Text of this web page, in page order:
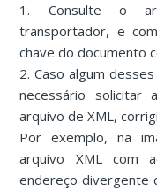
1. Consulte o
transportador, e
chave do documento
2. Caso algum
necessário solicitar
arquivo de XML,
Por exemplo, na
arquivo XML com
endereço divergente